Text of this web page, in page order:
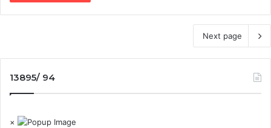
Next page
13895/ 94
×